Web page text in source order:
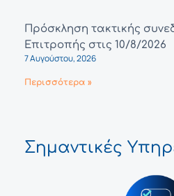
Πρόσκληση τακτικής
Επιτροπής στις 10/8/2026
7 Αυγούστου, 2026
Περισσότερα »
Σημαντικές